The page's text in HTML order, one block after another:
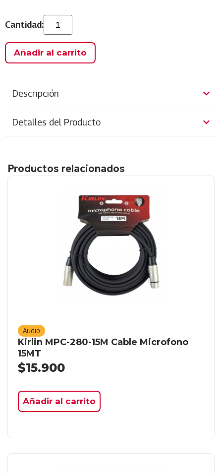
Añadir al carrito
Descripción
Detalles del Producto
Productos relacionados
Audio
Kirlin MPC-280-15M Cable Microfono
15MT
$15.900
Añadir al carrito